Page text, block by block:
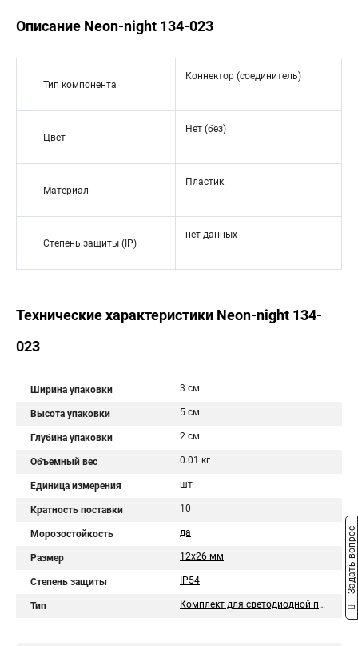
Описание Neon-night 134-023
Тип компонента
Коннектор (соединитель)
Цвет
Нет (без)
Материал
Пластик
Степень защиты (IP)
нет данных
Технические характеристики Neon-night 134-
023
Ширина упаковки 3 см
Высота упаковки 5 см
Глубина упаковки 2 см
Объемный вес 0.01 кг
Единица измерения шт
Кратность поставки 10
Морозостойкость да
Размер 12x26 мм
Степень защиты IP54
Тип Комплект для светодиодной подсветки
Задать вопрос